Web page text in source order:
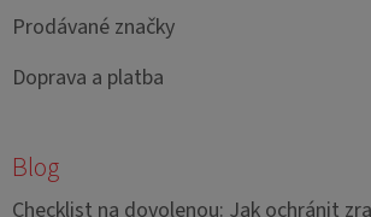
Prodávané značky
Doprava a platba
Blog
Checklist na dovolenou: Jak ochránit